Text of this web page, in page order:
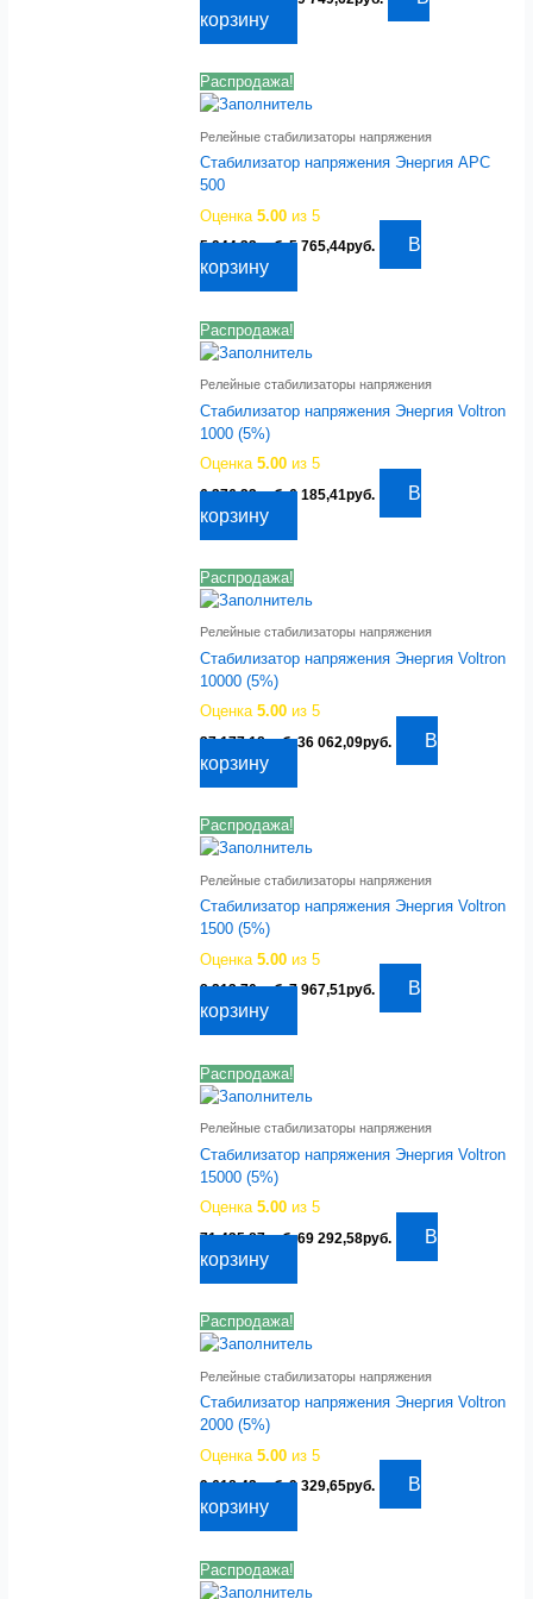
10
корзину
Распродажа!
Релейные стабилизаторы напряжения
Стабилизатор напряжения Энергия APC
500
Оценка5.00 из 5
5 944,33руб.Первоначальная
5
5 765,44руб. Текущая
В
корзину
Распродажа!
Релейные стабилизаторы напряжения
Стабилизатор напряжения Энергия Voltron
1000 (5%)
Оценка5.00 из 5
6 376,23руб.Первоначальная
6
6 185,41руб.
Текущая
В
корзину
Распродажа!
Релейные стабилизаторы напряжения
Стабилизатор напряжения Энергия Voltron
10000 (5%)
Оценка5.00 из 5
37 177,18руб.Первоначальная
37
36 062,09руб. Текущая
В
корзину
Распродажа!
Релейные стабилизаторы напряжения
Стабилизатор напряжения Энергия Voltron
1500 (5%)
Оценка5.00 из 5
8 213,70руб.Первоначальная
8
7 967,51руб. Текущая
В
корзину
Распродажа!
Релейные стабилизаторы напряжения
Стабилизатор напряжения Энергия Voltron
15000 (5%)
Оценка5.00 из 5
71 435,87руб.Первоначальная
71
69 292,58руб. Текущая
В
корзину
Распродажа!
Релейные стабилизаторы напряжения
Стабилизатор напряжения Энергия Voltron
2000 (5%)
Оценка5.00 из 5
9 618,43руб.Первоначальная
9
9 329,65руб. Текущая
В
корзину
Распродажа!